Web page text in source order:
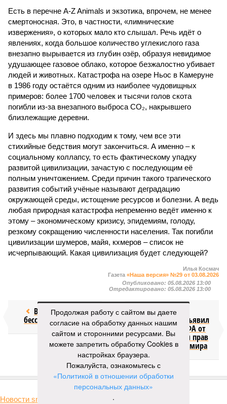
Есть в перечне A-Z Animals и экзотика, впрочем, не менее
смертоносная. Это, в частности, «лимнические
извержения», о которых мало кто слышал. Речь идёт о
явлениях, когда большое количество углекислого газа
внезапно вырывается из глубин озёр, образуя невидимое
удушающее газовое облако, которое безжалостно убивает
людей и животных. Катастрофа на озере Ньос в Камеруне
в 1986 году остаётся одним из наиболее чудовищных
примеров: более 1700 человек и тысячи голов скота
погибли из-за внезапного выброса CO₂, накрывшего
близлежащие деревни.
И здесь мы плавно подходим к тому, чем все эти
стихийные бедствия могут закончиться. А именно – к
социальному коллапсу, то есть фактическому упадку
развитой цивилизации, зачастую с последующим её
полным уничтожением. Среди причин такого трагического
развития событий учёные называют деградацию
окружающей среды, истощение ресурсов и болезни. А ведь
любая природная катастрофа непременно ведёт именно к
этому – экономическому кризису, эпидемиям, голоду,
резкому сокращению численности населения. Так погибли
цивилизации шумеров, майя, кхмеров – список не
исчерпывающий. Какая цивилизация будет следующей?
Илья Космач
Газета «Наша версия» №29 от 03.08.2026
Опубликовано: 05.08.2026 13:00
Отредактировано: 05.08.2026 13:00
Возраст
бессмертия
Инфантино
отступил и объявил
об отказе ФИФА от
продажи доли прав
на чемпионат мира
КОММЕНТАРИИ 1
Новости smi2.ru
Продолжая работу с сайтом вы даете
согласие на обработку данных нашим
сайтом и сторонними ресурсами. Вы
можете запретить обработку Cookies в
настройках браузера.
Пожалуйста, ознакомьтесь с
«Политикой в отношении обработки
персональных данных»
.